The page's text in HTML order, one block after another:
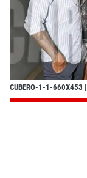
CUBERO-1-1-660X453 |